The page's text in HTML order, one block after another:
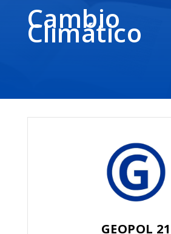
Cambio
Climático
GEOPOL 21